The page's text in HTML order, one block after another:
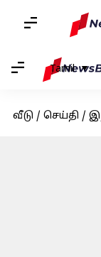
Tamil
வீடு / செய்தி /